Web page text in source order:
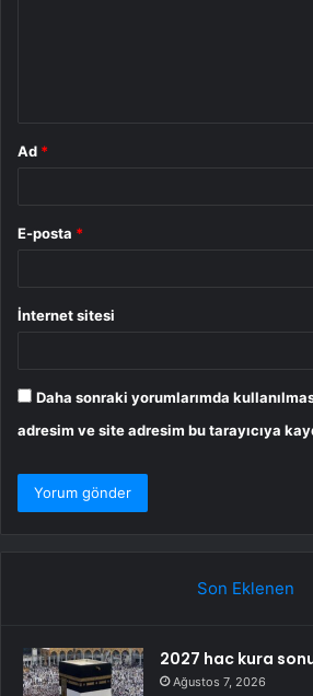
Ad *
E-posta *
İnternet sitesi
Daha sonraki yorumlarımda
adresim ve site adresim bu tarayıcıya
Son Eklenen
2027 hac kura
Ağustos 7, 2026